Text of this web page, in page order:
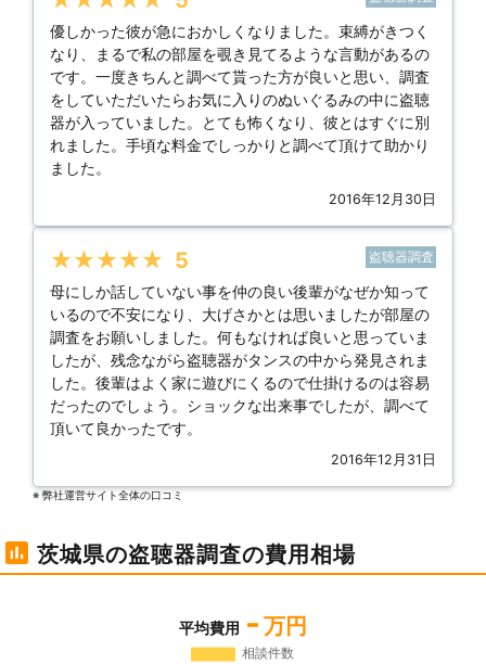
優しかった彼が急におかしくなりました。束縛がきつく
なり、まるで私の部屋を覗き見てるような言動があるの
です。一度きちんと調べて貰った方が良いと思い、調査
をしていただいたらお気に入りのぬいぐるみの中に盗聴
器が入っていました。とても怖くなり、彼とはすぐに別
れました。手頃な料金でしっかりと調べて頂けて助かり
ました。
2016年12月30日
★★★★★ 5 盗聴器調査
母にしか話していない事を仲の良い後輩がなぜか知って
いるので不安になり、大げさかとは思いましたが部屋の
調査をお願いしました。何もなければ良いと思っていま
したが、残念ながら盗聴器がタンスの中から発見されま
した。後輩はよく家に遊びにくるので仕掛けるのは容易
だったのでしょう。ショックな出来事でしたが、調べて
頂いて良かったです。
2016年12月31日
※ 弊社運営サイト全体の⼝コミ
茨城県の盗聴器調査の費用相場
平均費用 - 万円